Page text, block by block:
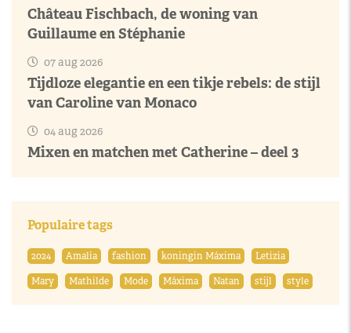
Château Fischbach, de woning van
Guillaume en Stéphanie
07 aug 2026
Tijdloze elegantie en een tikje rebels: de stijl
van Caroline van Monaco
04 aug 2026
Mixen en matchen met Catherine – deel 3
Populaire tags
2024 Amalia fashion koningin Máxima
Letizia
Mary
Mathilde Mode Máxima Natan stijl style